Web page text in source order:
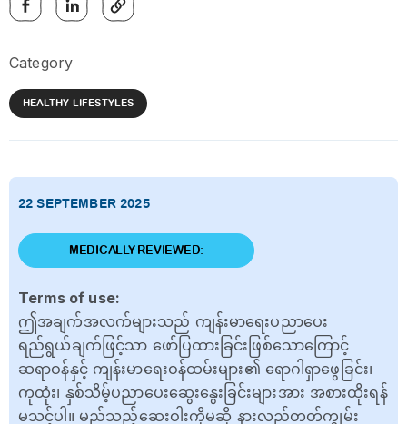
Category
HEALTHY LIFESTYLES
22 SEPTEMBER 2025
MEDICALLY REVIEWED:
Terms of use:
ဤအချက်အလက်များသည် ကျန်းမာရေးပညာပေး
ရည်ရွယ်ချက်ဖြင့်သာ ဖော်ပြထားခြင်းဖြစ်သောကြောင့်
ဆရာဝန်နှင့် ကျန်းမာရေးဝန်ထမ်းများ၏ ရောဂါရှာဖွေခြင်း၊
ကုထုံး၊ နှစ်သိမ့်ပညာပေးဆွေးနွေးခြင်းများအား အစားထိုးရန်
မသင့်ပါ။ မည်သည့်ဆေးဝါးကိုမဆို နားလည်တတ်ကျွမ်း